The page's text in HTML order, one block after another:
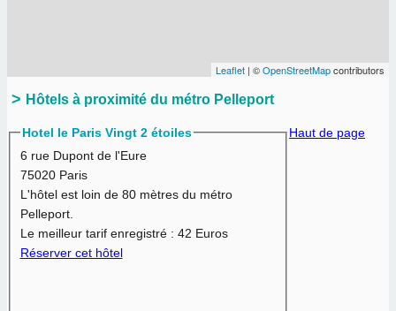
Leaflet | ©OpenStreetMapcontributors
Hôtels à proximité du métro Pelleport
Hotel le Paris Vingt 2 étoiles
6 rue Dupont de l'Eure
75020 Paris
L'hôtel est loin de 80 mètres du métro
Pelleport.
Le meilleur tarif enregistré : 42 Euros
Réserver cet hôtel
Haut de page